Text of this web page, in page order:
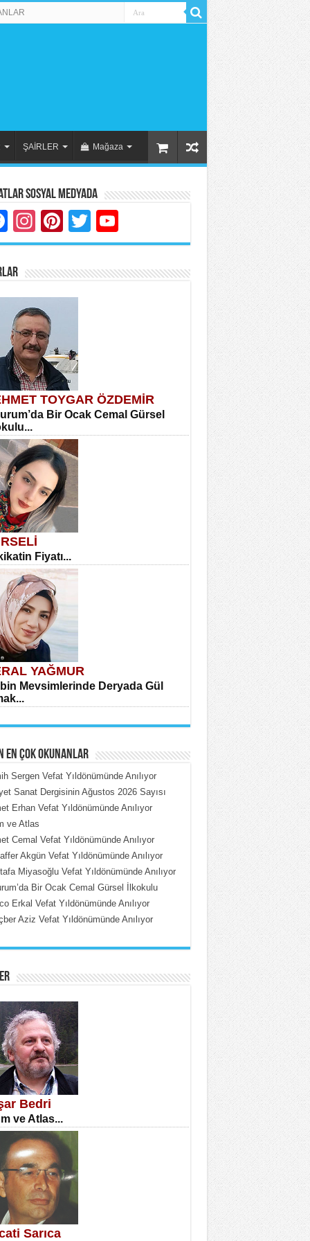
ŞAİRLER Mağaza
Sosyal Medyada
Facebook
Instagram
Pinterest
Twitter
TOYGAR ÖZDEMİR
Bir Ocak Cemal Gürsel
Fiyatı...
YAĞMUR
Mevsimlerinde Deryada Gül
ÇOBAN
Put Dışardaki Maskeler...
ÜMİT ÇETİNKAYA
DİLEK ARSLAN
Günü Mahkemesi...
EN ÇOK OKUNANLAR
Sergen Vefat Yıldönümünde Anılıyor
Sanat Dergisinin Ağustos 2026 Sayısı
Erhan Vefat Yıldönümünde Anılıyor
ve Atlas
Cemal Vefat Yıldönümünde Anılıyor
Akgün Vefat Yıldönümünde Anılıyor
Miyasoğlu Vefat Yıldönümünde Anılıyor
Bir Ocak Cemal Gürsel İlkokulu
Erkal Vefat Yıldönümünde Anılıyor
Aziz Vefat Yıldönümünde Anılıyor
Bedri
ve Atlas...
Sarıca